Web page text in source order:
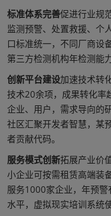
标准体系完善促进行业规
监测预警、处置救援、个
口标准统一，不同厂商设
第三方检测机构年检测能
创新平台建设加速技术转
技术20余项，成果转化率
企业、用户，需求导向的
社区汇聚开发者智慧，某
者贡献代码。
服务模式创新拓展产业价
小企业可按需租赁高端装
服务1000家企业，年预
水平，虚拟现实培训系统